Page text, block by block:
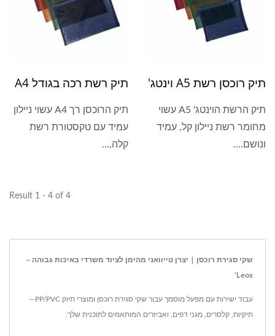
תיק רוכסן רשת A5 וינטג'
תיק הרשת הוינטג' A5 עשוי
מחומר רשת ניילון קל, עמיד
ונושם....
תיק רשת רכה בגודל A4
תיק הרוכסן רך A4 עשוי ניילון
עמיד עם טקסטורת רשת
קלה,...
Result 1 - 4 of 4
שקי סגירת רוכסן | יצרן טייוואני מהימן לציוד משרדי באיכות גבוהה –
Leos'
עבוד ישירות עם מפעל מוסמך עבור שקי סגירת רוכסן ומוצרי תיוק PP/PVC—
תיקיות, קלסרים, מגני דפים, ואביזרים המותאמים לתוכנית שלך.